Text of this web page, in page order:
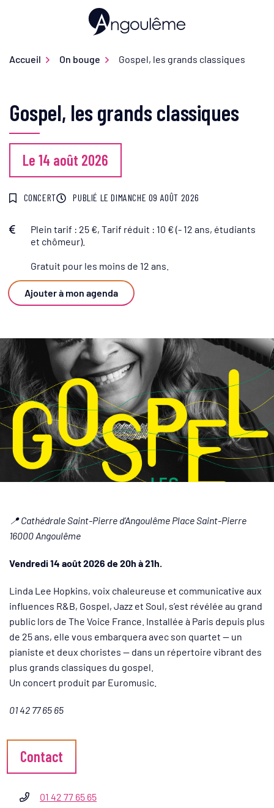
Ville d'Angoulême
Accueil On bouge Gospel, les grands classiques
Gospel, les grands classiques
Le 14 août 2026
CONCERT PUBLIÉ LEDIMANCHE 09 AOÛT 2026
Infos utiles
Plein tarif : 25 €, Tarif réduit : 10 € (- 12 ans, étudiants
et chômeur).
Gratuit pour les moins de 12 ans.
Ajouter à mon agenda
📍 Cathédrale Saint-Pierre d’Angoulême Place Saint-Pierre
16000 Angoulême
Vendredi 14 août 2026 de 20h à 21h.
Linda Lee Hopkins, voix chaleureuse et communicative aux
influences R&B, Gospel, Jazz et Soul, s’est révélée au grand
public lors de The Voice France. Installée à Paris depuis plus
de 25 ans, elle vous embarquera avec son quartet — un
pianiste et deux choristes — dans un répertoire vibrant des
plus grands classiques du gospel.
Un concert produit par Euromusic.
01 42 77 65 65
Informations complémentaires
Contact
01 42 77 65 65